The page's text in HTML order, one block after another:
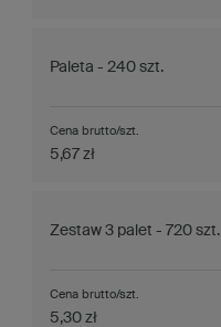
Paleta - 240 szt.
Cena brutto/szt.
5,67 zł
Zestaw 3 palet - 720 szt.
Cena brutto/szt.
5,30 zł